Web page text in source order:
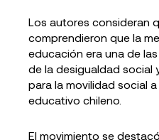
Los autores consideran
comprendieron que la
educación era una de
de la desigualdad social
para la movilidad social
educativo chileno.
El movimiento se